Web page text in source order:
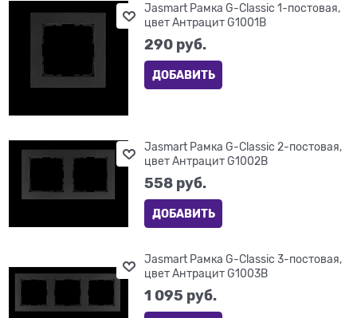
Jasmart Рамка G-Classic 1-постовая,
цвет Антрацит G1001B
290 руб.
ДОБАВИТЬ
Jasmart Рамка G-Classic 2-постовая,
цвет Антрацит G1002B
558 руб.
ДОБАВИТЬ
Jasmart Рамка G-Classic 3-постовая,
цвет Антрацит G1003B
1 095 руб.